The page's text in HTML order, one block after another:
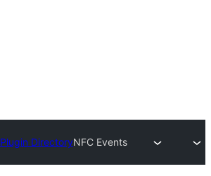
Plugin DirectoryNFC Events